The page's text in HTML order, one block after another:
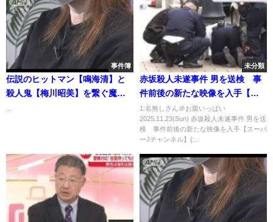
事件簿
伝説のヒットマン【鳴海清】と
殺人鬼【梅川昭美】を繋ぐ魔性
未分類
赤坂殺人未遂事件 男を送検 事
件前後の新たな映像を入手【ス
ーパーJチャンネル】(2025年11
月23日)
1:名無しさん＠お腹いっぱい
2025.11.23(Sun) 赤坂殺人未遂事件 男を送
検 事件前後の新たな映像を入手【スーパ
ーJチャンネル】(...